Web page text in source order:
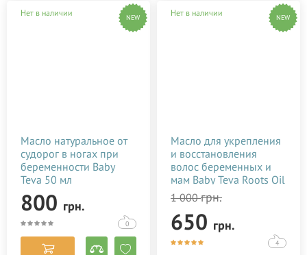
Нет в наличии NEW
Масло натуральное от
судорог в ногах при
беременности Baby
Teva 50 мл
800 грн.
0
Нет в наличии NEW
Масло для укрепления
и восстановления
волос беременных и
мам Baby Teva Roots Oil
10 мл
1 000грн.
650 грн.
4